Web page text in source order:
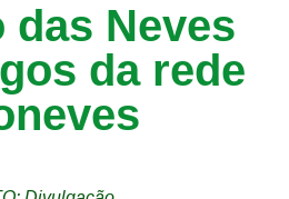
das Neves
da rede